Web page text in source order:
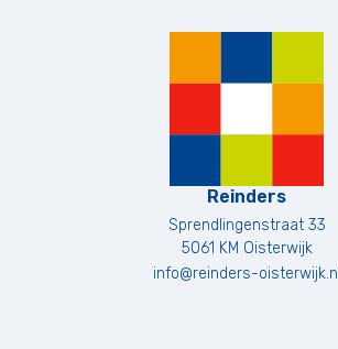
Reinders
Sprendlingenstraat 33
5061 KM Oisterwijk
info@reinders-oisterwijk.nl